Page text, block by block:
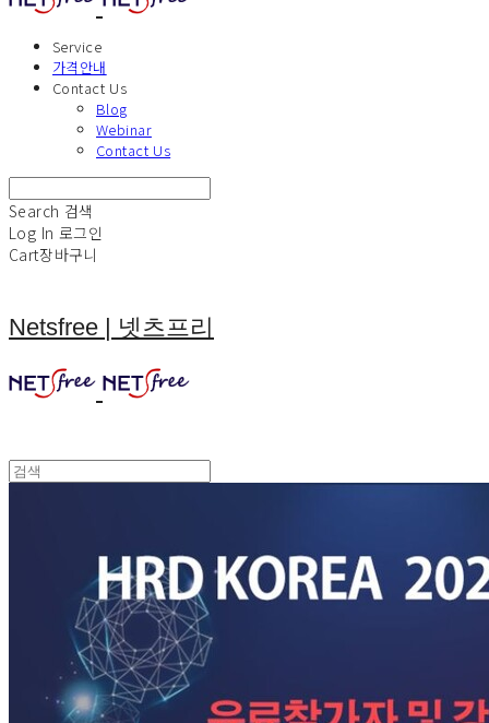
Service
가격안내
Contact Us
Blog
Webinar
Contact Us
Search 검색
Log In 로그인
Cart장바구니
Netsfree | 넷츠프리